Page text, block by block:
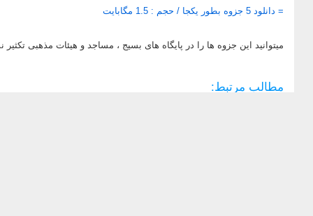
= دانلود 5 جزوه بطور یکجا / حجم : 1.5 مگابایت
ميتوانيد اين جزوه ها را در پايگاه های بسيج ، مساجد و هيئات مذهبی تكثير
مطالب مرتبط: